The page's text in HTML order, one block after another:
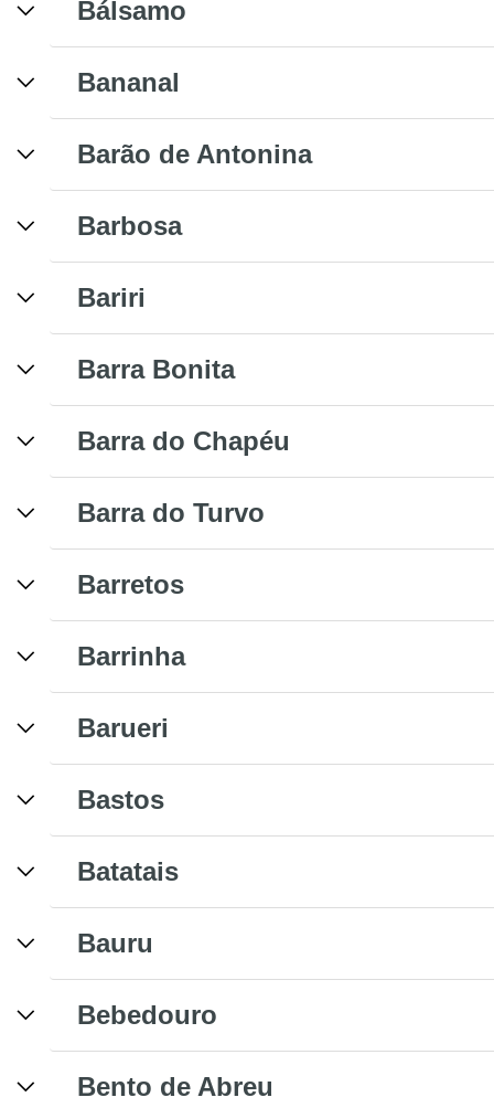
Bálsamo
Bananal
Barão de Antonina
Barbosa
Bariri
Barra Bonita
Barra do Chapéu
Barra do Turvo
Barretos
Barrinha
Barueri
Bastos
Batatais
Bauru
Bebedouro
Bento de Abreu